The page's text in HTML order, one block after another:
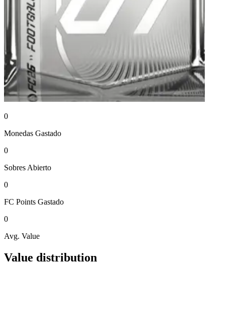
0
Monedas Gastado
0
Sobres Abierto
0
FC Points Gastado
0
Avg. Value
Value distribution